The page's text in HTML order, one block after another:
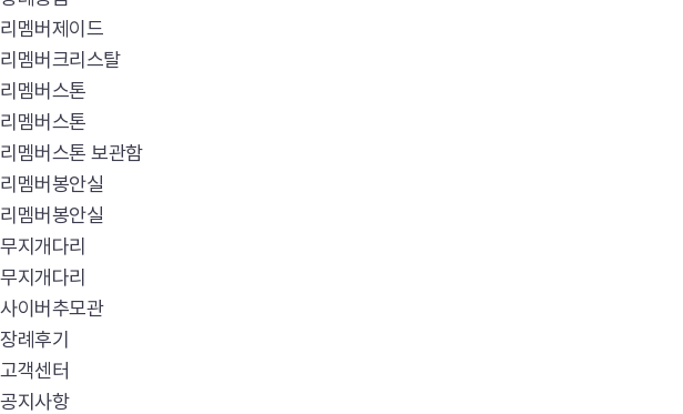
리멤버제이드
리멤버크리스탈
리멤버스톤
리멤버스톤
리멤버스톤 보관함
리멤버봉안실
리멤버봉안실
무지개다리
무지개다리
사이버추모관
장례후기
고객센터
공지사항